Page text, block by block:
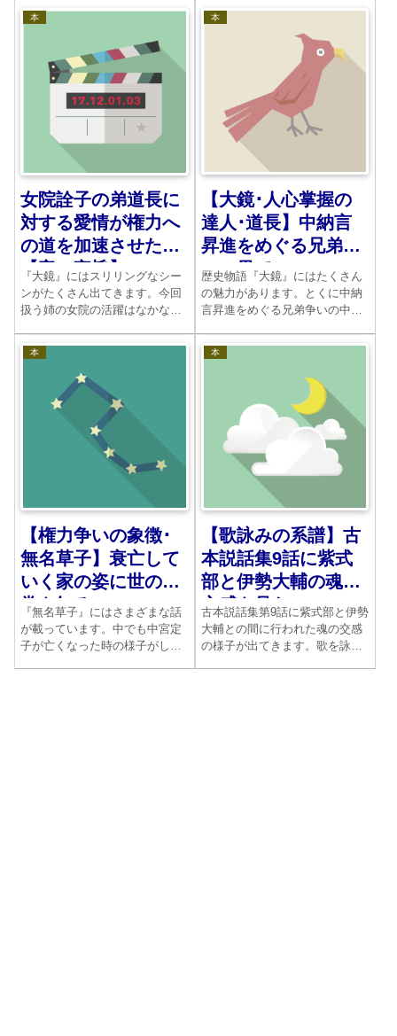
張感を誘います。政治の力関係
とまた別に、2人の間にあった相
互の力が見え隠れしているから
です。この故事を覚えておいて
本
女院詮子の弟道長に
対する愛情が権力へ
の道を加速させた
【帝の宣旨】
『大鏡』にはスリリングなシー
ンがたくさん出てきます。今回
扱う姉の女院の活躍はなかなか
権力を握るために、粉骨砕身の
努力をして、天皇に迫ります。
どうしても断れないところま
で、追い詰めていく女院の心理
状態も興味深いです。
本
【大鏡･人心掌握の
達人･道長】中納言
昇進をめぐる兄弟争
いの果てに
歴史物語『大鏡』にはたくさん
の魅力があります。とくに中納
言昇進をめぐる兄弟争いの中に
す。人心をうまく操り、自分の
政権運営をみごとに成功させて
いきます。人事を餌にして自分
の意のままにしていく姿には脅
かされます。
本
【権力争いの象徴･
無名草子】衰亡して
いく家の姿に世の無
常を知る
『無名草子』にはさまざまな話
が載っています。中でも中宮定
子が亡くなった時の様子がしみ
本
【歌詠みの系譜】古
本説話集9話に紫式
部と伊勢大輔の魂の
交感を見た
古本説話集第9話に紫式部と伊勢
大輔との間に行われた魂の交感
の様子が出てきます。歌を詠む